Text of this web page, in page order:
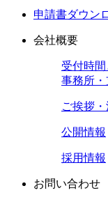
申請書ダウン
会社概要
受付時間
事務所
ご挨拶
公開情報
採用情報
お問い合わせ